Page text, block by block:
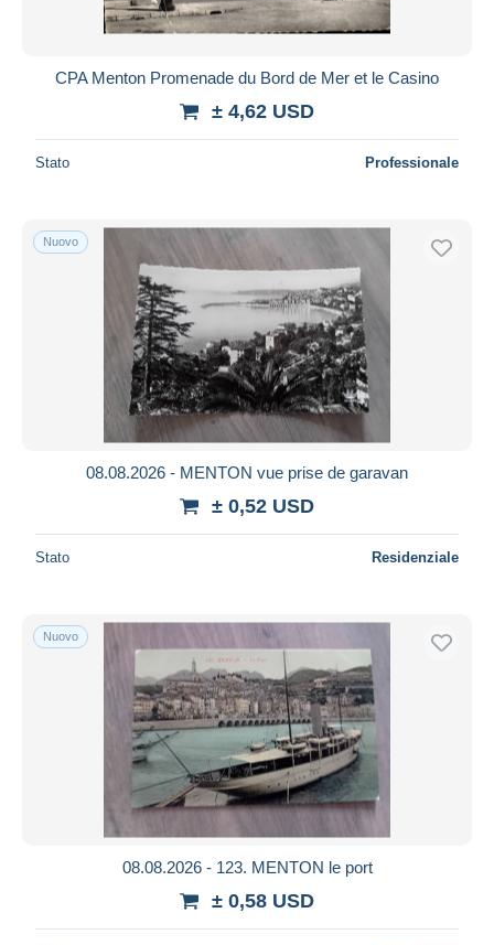
CPA Menton Promenade du Bord de Mer et le Casino
± 4,62 USD
Stato Professionale
Nuovo
08.08.2026 - MENTON vue prise de garavan
± 0,52 USD
Stato Residenziale
Nuovo
08.08.2026 - 123. MENTON le port
± 0,58 USD